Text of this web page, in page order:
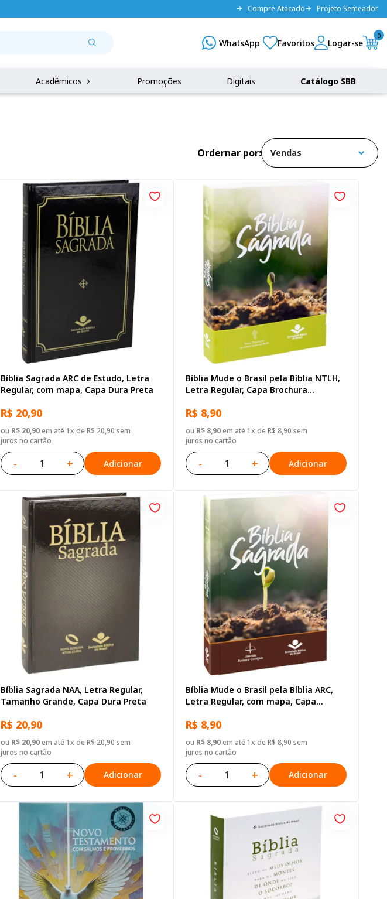
Compre Atacado Projeto Semeador
0
Acadêmicos Promoções Digitais Catálogo SBB
Ordernar por:
Bíblia Sagrada ARC de Estudo, Letra
Regular, com mapa, Capa Dura Preta
R$ 20,90
ou R$ 20,90em até 1x de R$ 20,90 sem
juros no cartão
- + Adicionar
Bíblia Mude o Brasil pela Bíblia NTLH,
Letra Regular, Capa Brochura
R$ 8,90
ou R$ 8,90em até 1x de R$ 8,90 sem
juros no cartão
- + Adicionar
Bíblia Sagrada NAA, Letra Regular,
Tamanho Grande, Capa Dura Preta
R$ 20,90
ou R$ 20,90em até 1x de R$ 20,90 sem
juros no cartão
- + Adicionar
Bíblia Mude o Brasil pela Bíblia ARC,
Letra Regular, com mapa, Capa
R$ 8,90
ou R$ 8,90em até 1x de R$ 8,90 sem
juros no cartão
- + Adicionar